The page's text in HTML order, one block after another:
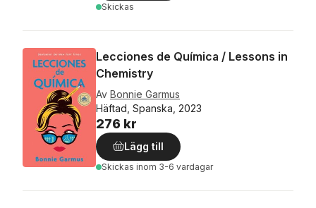
Skickas
Lecciones de Química / Lessons in
Chemistry
Av Bonnie Garmus
Häftad, Spanska, 2023
276 kr
Lägg till
Skickas inom 3-6 vardagar